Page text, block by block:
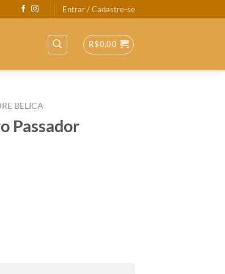
Entrar / Cadastre-se
R$0,00
BELICA
Passador